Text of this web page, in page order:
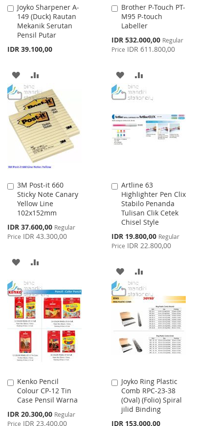
Joyko Sharpener A-
149 (Duck) Rautan
Mekanik Serutan
Pensil Putar
IDR 39.100,00
Add
to
Cart
ADD
TO
WISH
LIST
TO
COMPARE
Brother P-Touch PT-
M95 P-touch
Labeller
Special
Price
IDR 532.000,00 Regular
Price IDR 611.800,00
Add
to
Cart
ADD
TO
LIST
TO
3M Post-it 660
Sticky Note Canary
Yellow Line
102x152mm
Special
Price
IDR 37.600,00 Regular
Price IDR 43.300,00
Add
to
Cart
ADD
WISH
LIST
COMPARE
Artline 63
Highlighter Pen Clix
Stabilo Penanda
Tulisan Clik Cetek
Chisel Style
Special
Price
IDR 19.800,00 Regular
Price IDR 22.800,00
Add
to
Cart
ADD
TO
WISH
LIST
TO
COMPARE
Kenko Pencil
Colour CP-12 Tin
Case Pensil Warna
Special
Price
IDR 20.300,00 Regular
Price IDR 23.400,00
Add
to
Cart
Joyko Ring Plastic
Comb RPC-23-38
(Oval) (Folio) Spiral
jilid Binding
IDR 153.000,00
Add
to
Cart